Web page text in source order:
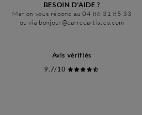
BESOIN D'AIDE ?
Marion vous répond au 04 86 31 85 33
ou via bonjour@carredartistes.com
Avis vérifiés
9,7/10